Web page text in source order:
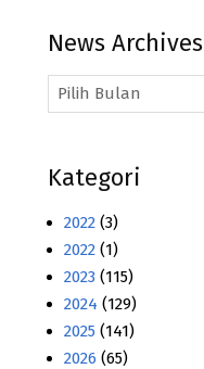
News Archives
News
Archives
Kategori
2022 (3)
2022 (1)
2023 (115)
2024 (129)
2025 (141)
2026 (65)